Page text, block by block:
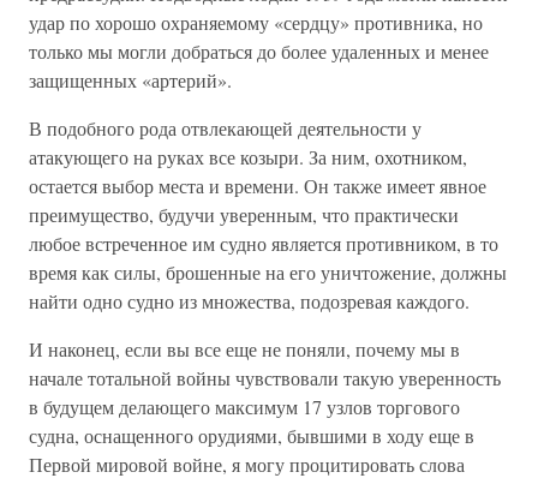
удар по хорошо охраняемому «сердцу» противника, но
только мы могли добраться до более удаленных и менее
защищенных «артерий».
В подобного рода отвлекающей деятельности у
атакующего на руках все козыри. За ним, охотником,
остается выбор места и времени. Он также имеет явное
преимущество, будучи уверенным, что практически
любое встреченное им судно является противником, в то
время как силы, брошенные на его уничтожение, должны
найти одно судно из множества, подозревая каждого.
И наконец, если вы все еще не поняли, почему мы в
начале тотальной войны чувствовали такую уверенность
в будущем делающего максимум 17 узлов торгового
судна, оснащенного орудиями, бывшими в ходу еще в
Первой мировой войне, я могу процитировать слова